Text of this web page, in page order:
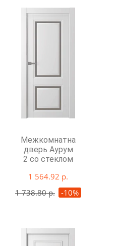
Межкомнатная
дверь Аурум
2 со стеклом
1 564.92 р.
1 738.80 р. -10%